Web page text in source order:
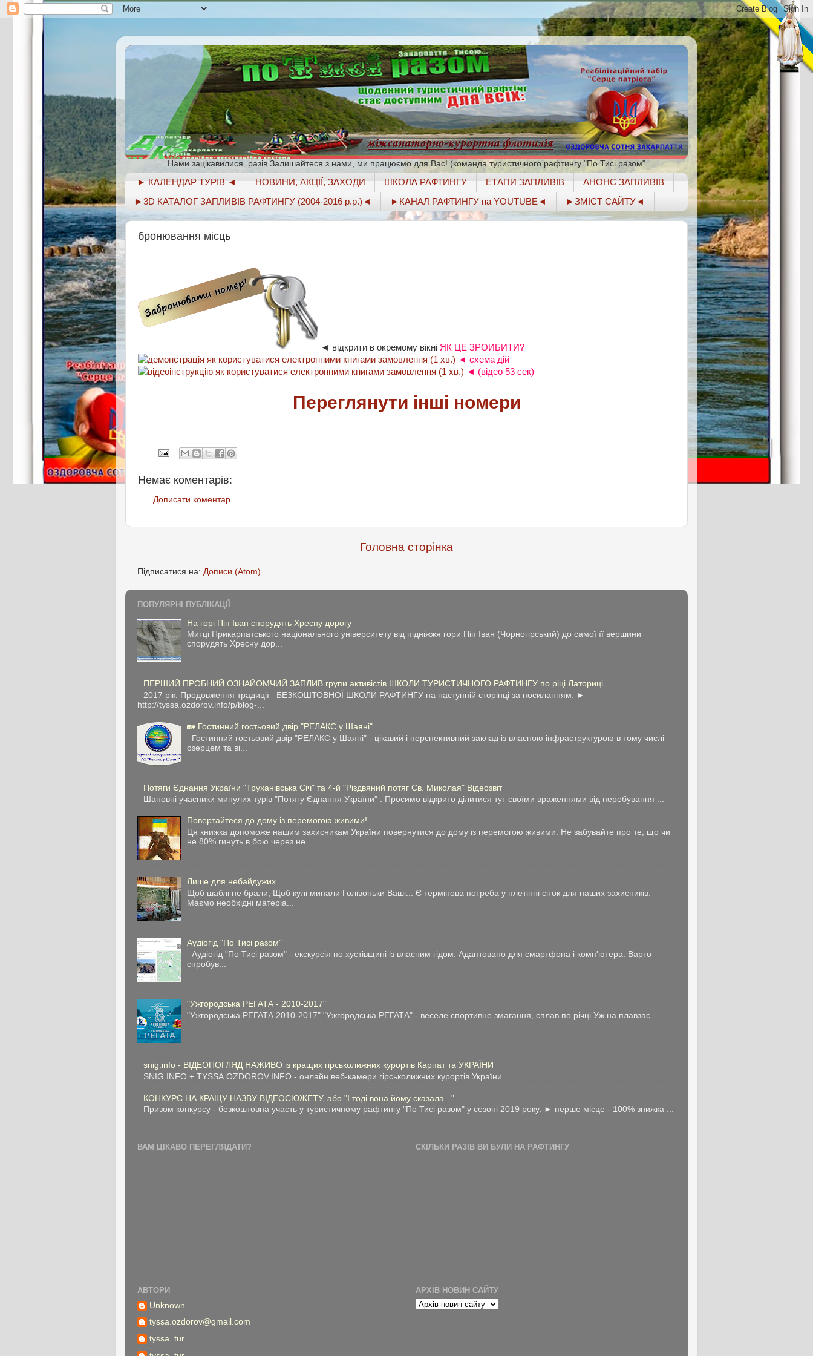
Нами зацікавилися разів Залишайтеся з нами, ми працюємо для Вас! (команда туристичного рафтингу "По Тисі разом"
► КАЛЕНДАР ТУРІВ ◄ НОВИНИ, АКЦІЇ, ЗАХОДИ ШКОЛА РАФТИНГУ ЕТАПИ ЗАПЛИВІВ
АНОНС ЗАПЛИВІВ
►3D КАТАЛОГ ЗАПЛИВІВ РАФТИНГУ (2004-2016 р.р.)◄
►КАНАЛ РАФТИНГУ на YOUTUBE◄ ►ЗМІСТ САЙТУ◄
бронювання місць
◄ відкрити в окремому вікні ЯК ЦЕ ЗРОИБИТИ?
◄ схема дій
◄ (відео 53 сек)
Переглянути інші номери
Немає коментарів:
Дописати коментар
Головна сторінка
Підписатися на: Дописи (Atom)
ПОПУЛЯРНІ ПУБЛІКАЦІЇ
На горі Піп Іван спорудять Хресну дорогу
Митці Прикарпатського національного університету від підніжжя гори Піп Іван (Чорногірський) до самої її вершини
спорудять Хресну дор...
ПЕРШИЙ ПРОБНИЙ ОЗНАЙОМЧИЙ ЗАПЛИВ групи активістів ШКОЛИ ТУРИСТИЧНОГО РАФТИНГУ по ріці Латориці
2017 рік. Продовження традиції БЕЗКОШТОВНОЇ ШКОЛИ РАФТИНГУ на наступній сторінці за посиланням: ►
http://tyssa.ozdorov.info/p/blog-...
🏡 Гостинний гостьовий двір "РЕЛАКС у Шаяні"
Гостинний гостьовий двір "РЕЛАКС у Шаяні" - цікавий і перспективний заклад із власною інфраструктурою в тому числі
озерцем та ві...
Потяги Єднання України "Труханівська Січ" та 4-й "Різдвяний потяг Св. Миколая" Відеозвіт
Шановні учасники минулих турів "Потягу Єднання України" . Просимо відкрито ділитися тут своїми враженнями від перебування ...
Повертайтеся до дому із перемогою живими!
Ця книжка допоможе нашим захисникам України повернутися до дому із перемогою живими. Не забувайте про те, що чи
не 80% гинуть в бою через не...
Лише для небайдужих
Щоб шаблі не брали, Щоб кулі минали Голівоньки Ваші... Є термінова потреба у плетінні сіток для наших захисників.
Маємо необхідні матеріа...
Аудіогід "По Тисі разом"
Аудіогід "По Тисі разом" - екскурсія по хустівщині із власним гідом. Адаптовано для смартфона і комп'ютера. Варто
спробув...
"Ужгородська РЕГАТА - 2010-2017"
"Ужгородська РЕГАТА 2010-2017" "Ужгородська РЕГАТА" - веселе спортивне змагання, сплав по річці Уж на плавзас...
snig.info - ВІДЕОПОГЛЯД НАЖИВО із кращих гірськолижних курортів Карпат та УКРАЇНИ
SNIG.INFO + TYSSA.OZDOROV.INFO - онлайн веб-камери гірськолижних курортів України ...
КОНКУРС НА КРАЩУ НАЗВУ ВІДЕОСЮЖЕТУ, або "І тоді вона йому сказала..."
Призом конкурсу - безкоштовна участь у туристичному рафтингу "По Тисі разом" у сезоні 2019 року. ► перше місце - 100% знижка ...
ВАМ ЦІКАВО ПЕРЕГЛЯДАТИ?
АВТОРИ
Unknown
tyssa.ozdorov@gmail.com
tyssa_tur
СКІЛЬКИ РАЗІВ ВИ БУЛИ НА РАФТИНГУ
АРХІВ НОВИН САЙТУ